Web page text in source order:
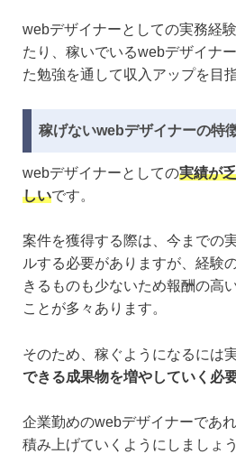
webデザイナーとしての実務経
たり、稼いでいるwebデザイナ
た勉強を通して収入アップを目
稼げないwebデザイナーの特
webデザイナーとしての実績が
しいです。
案件を獲得する際は、今までの
ルする必要がありますが、経験
きるものも少ないため報酬の高
ことが多々あります。
そのため、稼ぐようになるには
できる成果物を増やしていく必
企業勤めのwebデザイナーであ
積み上げていくようにしましょう